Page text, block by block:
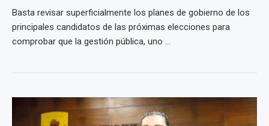
Basta revisar superficialmente los planes de gobierno de los
principales candidatos de las próximas elecciones para
comprobar que la gestión pública, uno ...